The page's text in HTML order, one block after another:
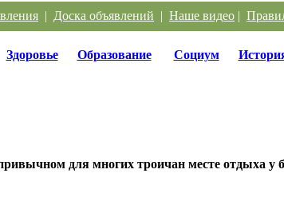
| Доска объявлений | Наше видео |
Здоровье Образование Социум
для многих троичан месте отдыха у